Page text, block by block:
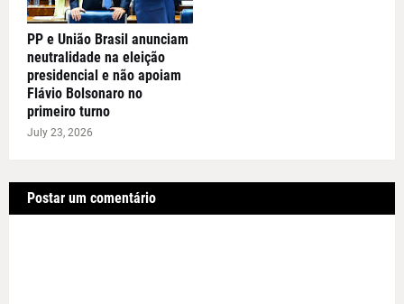
PP e União Brasil anunciam
neutralidade na eleição
presidencial e não apoiam
Flávio Bolsonaro no
primeiro turno
July 23, 2026
Postar um comentário